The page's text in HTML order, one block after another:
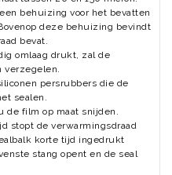
behuizing voor het bevatten
deze behuizing bevindt
bevat.
omlaag drukt, zal de
persrubbers die de
sealen.
film op maat snijden.
stopt de verwarmingsdraad
korte tijd ingedrukt
stang opent en de seal